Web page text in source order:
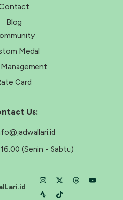
Blog
Medal
Management
Card
Us:
(Senin - Sabtu)